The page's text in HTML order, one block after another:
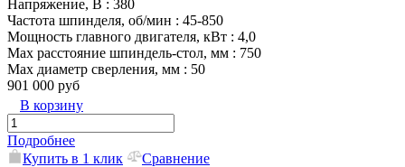
Напряжение, В : 380
Частота шпинделя, об/мин : 45-850
Мощность главного двигателя, кВт : 4,0
Max расстояние шпиндель-стол, мм : 750
Max диаметр сверления, мм : 50
901 000 руб
В корзину
Подробнее
Купить в 1 клик
Сравнение